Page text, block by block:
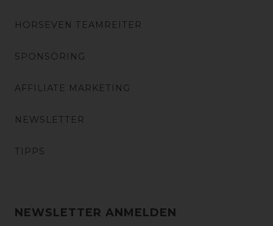
HORSEVEN TEAMREITER
SPONSORING
AFFILIATE MARKETING
NEWSLETTER
TIPPS
NEWSLETTER ANMELDEN